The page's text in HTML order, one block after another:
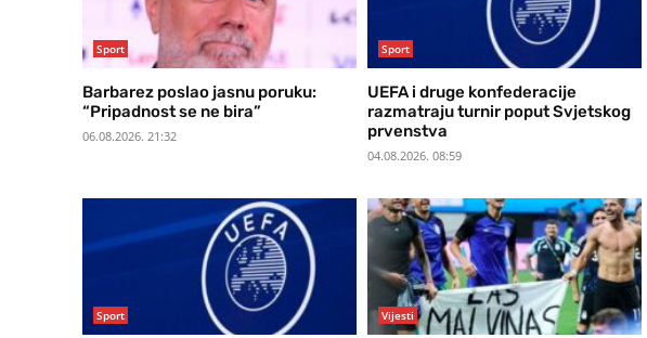
Sport
Barbarez poslao jasnu poruku:
“Pripadnost se ne bira”
06.08.2026. 21:32
Sport
UEFA i druge konfederacije
razmatraju turnir poput Svjetskog
prvenstva
04.08.2026. 08:59
Sport Vijesti